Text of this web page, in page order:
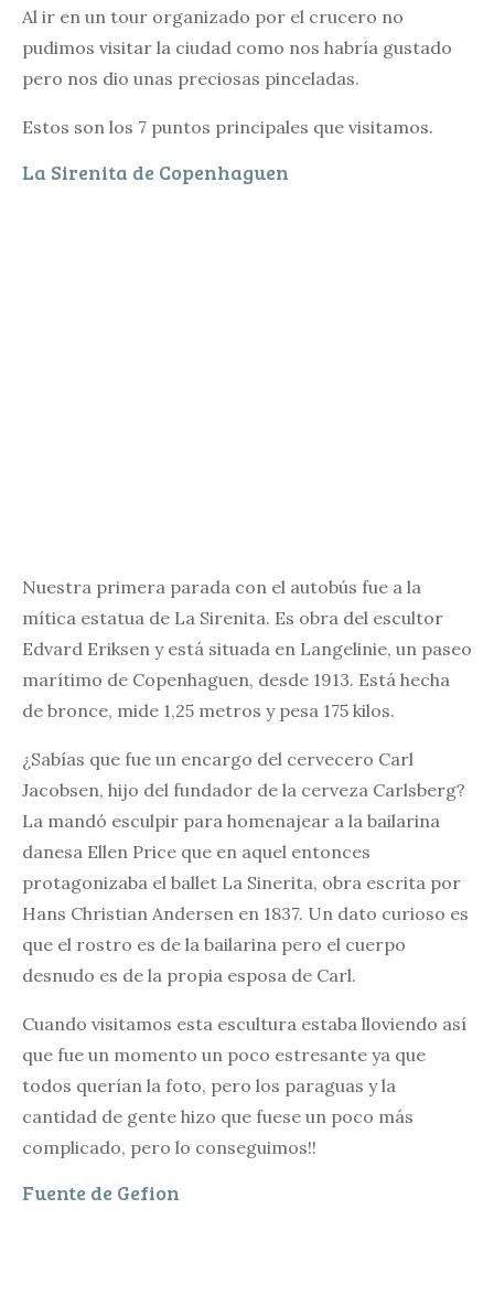
Al ir en un tour organizado por el crucero no
pudimos visitar la ciudad como nos habría gustado
pero nos dio unas preciosas pinceladas.
Estos son los 7 puntos principales que visitamos.
La Sirenita de Copenhaguen
Nuestra primera parada con el autobús fue a la
mítica estatua de La Sirenita. Es obra del escultor
Edvard Eriksen y está situada en Langelinie, un paseo
marítimo de Copenhaguen, desde 1913. Está hecha
de bronce, mide 1,25 metros y pesa 175 kilos.
¿Sabías que fue un encargo del cervecero Carl
Jacobsen, hijo del fundador de la cerveza Carlsberg?
La mandó esculpir para homenajear a la bailarina
danesa Ellen Price que en aquel entonces
protagonizaba el ballet La Sinerita, obra escrita por
Hans Christian Andersen en 1837. Un dato curioso es
que el rostro es de la bailarina pero el cuerpo
desnudo es de la propia esposa de Carl.
Cuando visitamos esta escultura estaba lloviendo así
que fue un momento un poco estresante ya que
todos querían la foto, pero los paraguas y la
cantidad de gente hizo que fuese un poco más
complicado, pero lo conseguimos!!
Fuente de Gefion